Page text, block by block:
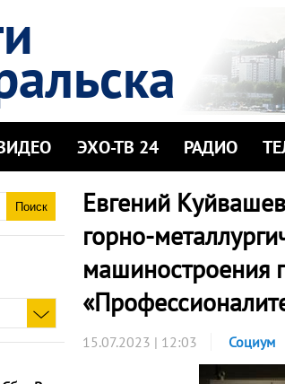
ЭХО-ТВ 24 РАДИО
Евгений
горно-
машиностроения
15.07.2023 | 12:03 Социум